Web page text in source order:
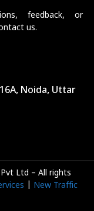
feedback, or
us.
Noida, Uttar
Ltd – All rights
New Traffic